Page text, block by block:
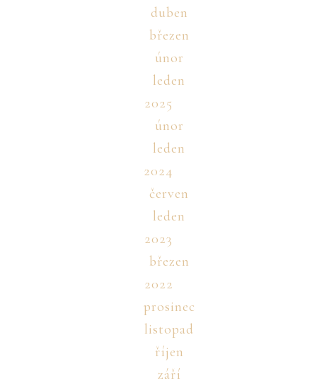
duben
březen
únor
leden
2025
únor
leden
2024
červen
leden
2023
březen
2022
prosinec
listopad
říjen
září